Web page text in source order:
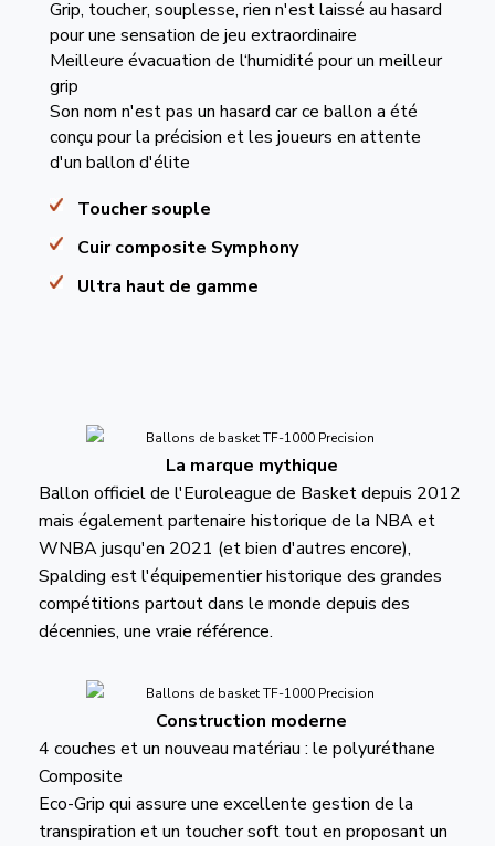
Grip, toucher, souplesse, rien n'est laissé au hasard
pour une sensation de jeu extraordinaire
Meilleure évacuation de l‘humidité pour un meilleur
grip
Son nom n'est pas un hasard car ce ballon a été
conçu pour la précision et les joueurs en attente
d'un ballon d'élite
Toucher souple
Cuir composite Symphony
Ultra haut de gamme
La marque mythique
Ballon officiel de l'Euroleague de Basket depuis 2012
mais également partenaire historique de la NBA et
WNBA jusqu'en 2021 (et bien d'autres encore),
Spalding est l'équipementier historique des grandes
compétitions partout dans le monde depuis des
décennies, une vraie référence.
Construction moderne
4 couches et un nouveau matériau : le polyuréthane
Composite
Eco-Grip qui assure une excellente gestion de la
transpiration et un toucher soft tout en proposant un